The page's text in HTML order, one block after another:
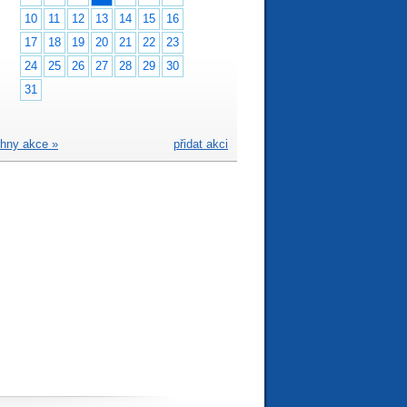
10
11 12 13 14 15
16
17
18 19 20 21 22
23
24
25 26 27 28 29
30
31
přidat akci
akce »